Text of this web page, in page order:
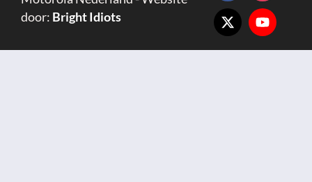
door: Bright Idiots